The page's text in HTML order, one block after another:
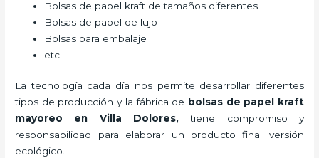
Bolsas de papel kraft de tamaños diferentes
Bolsas de papel de lujo
Bolsas para embalaje
etc
La tecnología cada día nos permite desarrollar diferentes
tipos de producción y la fábrica de bolsas de papel kraft
mayoreo en Villa Dolores, tiene compromiso y
responsabilidad para elaborar un producto final versión
ecológico.